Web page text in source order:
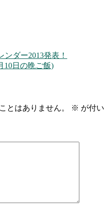
ンダー2013発表！
10日の晩ご飯)
とはありません。 ※ が付い